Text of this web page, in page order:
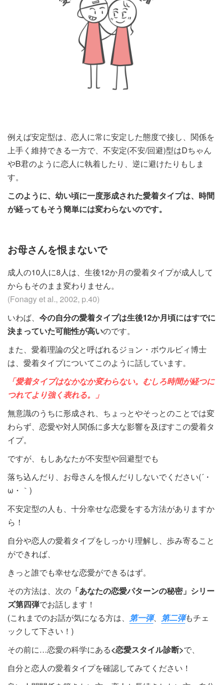
例えば安定型は、恋人に常に安定した態度で接し、関係を
上手く維持できる一方で、不安定(不安/回避)型はDちゃん
やB君のように恋人に執着したり、逆に避けたりもしま
す。
このように、幼い頃に一度形成された愛着タイプは、時間
が経ってもそう簡単には変わらないのです。
お母さんを恨まないで
成人の10人に8人は、生後12か月の愛着タイプが成人して
からもそのまま変わりません。
(Fonagy et al., 2002, p.40)
いわば、 今の自分の愛着タイプは生後12か月頃にはすでに
決まっていた可能性が高いのです。
また、愛着理論の父と呼ばれるジョン・ボウルビィ博士
は、愛着タイプについてこのように話しています。
「愛着タイプはなかなか変わらない。むしろ時間が経つに
つれてより強く表れる。」
無意識のうちに形成され、ちょっとやそっとのことでは変
わらず、恋愛や対人関係に多大な影響を及ぼすこの愛着タ
イプ。
ですが、もしあなたが不安型や回避型でも
落ち込んだり、お母さんを恨んだりしないでください(´・
ω・｀)
不安定型の人も、十分幸せな恋愛をする方法がありますか
ら！
自分や恋人の愛着タイプをしっかり理解し、歩み寄ること
ができれば、
きっと誰でも幸せな恋愛ができるはず。
その方法は、次の 「あなたの恋愛パターンの秘密」シリー
ズ第四弾でお話します！
(これまでのお話が気になる方は、 第一弾、 第二弾もチェ
ックして下さい！)
その前に…恋愛の科学にある<恋愛スタイル診断>で、
自分と恋人の愛着タイプを確認してみてください！